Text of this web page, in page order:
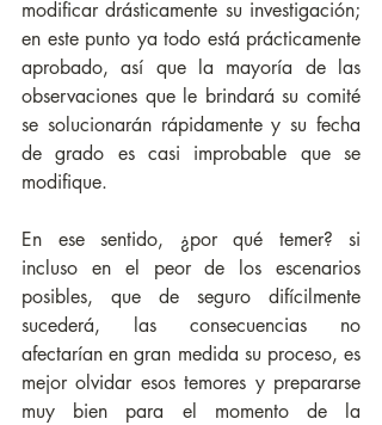
modificar drásticamente su investigación;
en este punto ya todo está prácticamente
aprobado, así que la mayoría de las
observaciones que le brindará su comité
se solucionarán rápidamente y su fecha
de grado es casi improbable que se
modifique.
En ese sentido, ¿por qué temer? si
incluso en el peor de los escenarios
posibles, que de seguro difícilmente
sucederá, las consecuencias no
afectarían en gran medida su proceso, es
mejor olvidar esos temores y prepararse
muy bien para el momento de la